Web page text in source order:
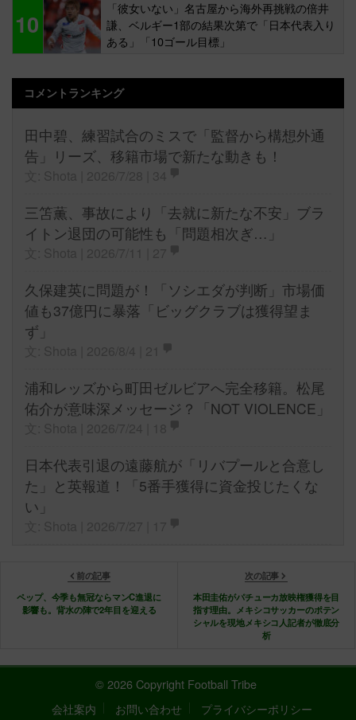
10
「彼女いない」名古屋から海外再挑戦の倍井
謙、ベルギー1部の結果次第で「日本代表入り
ある」「10ゴール目標」
コメントランキング
田中碧、練習試合のミスで「監督から構想外通
告」リーズ、移籍市場で新たな動きも！
三笘薫、事故により「去就に新たな不安」ブラ
イトン退団の可能性も「問題相次ぎ…」
久保建英に問題が！「ソシエダが判断」市場価
値も37億円に暴落「ビッグクラブは獲得望ま
ず」
浦和レッズから町田ゼルビアへ完全移籍。松尾
佑介が意味深メッセージ？「NOT VIOLENCE」
日本代表引退の遠藤航が「リバプールと合意し
た」と英報道！「5番手獲得に資金投じたくな
い」
前の記事
ペップ、今季も無冠ならマンC進退に
影響も。背水の陣で2年目を迎える
次の記事
本田圭佑がパチューカ放映権獲得を目
指す理由。メキシコサッカーのポテン
シャルを現地メキシコ人記者が徹底分
析
© 2026 Copyright Football Tribe
会社案内
お問い合わせ プライバシーポリシー